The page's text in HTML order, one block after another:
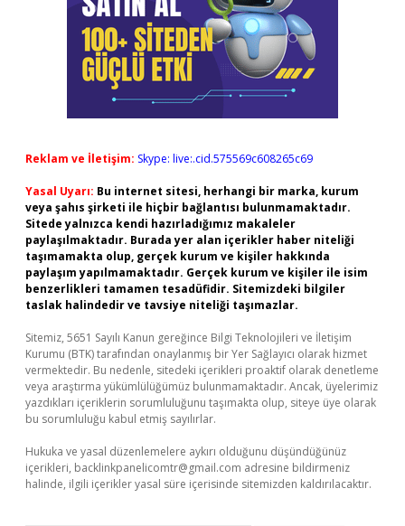
Reklam ve İletişim: Skype: live:.cid.575569c608265c69
Yasal Uyarı: Bu internet sitesi, herhangi bir marka, kurum
veya şahıs şirketi ile hiçbir bağlantısı bulunmamaktadır.
Sitede yalnızca kendi hazırladığımız makaleler
paylaşılmaktadır. Burada yer alan içerikler haber niteliği
taşımamakta olup, gerçek kurum ve kişiler hakkında
paylaşım yapılmamaktadır. Gerçek kurum ve kişiler ile isim
benzerlikleri tamamen tesadüfidir. Sitemizdeki bilgiler
taslak halindedir ve tavsiye niteliği taşımazlar.
Sitemiz, 5651 Sayılı Kanun gereğince Bilgi Teknolojileri ve İletişim
Kurumu (BTK) tarafından onaylanmış bir Yer Sağlayıcı olarak hizmet
vermektedir. Bu nedenle, sitedeki içerikleri proaktif olarak denetleme
veya araştırma yükümlülüğümüz bulunmamaktadır. Ancak, üyelerimiz
yazdıkları içeriklerin sorumluluğunu taşımakta olup, siteye üye olarak
bu sorumluluğu kabul etmiş sayılırlar.
Hukuka ve yasal düzenlemelere aykırı olduğunu düşündüğünüz
içerikleri, backlinkpanelicomtr@gmail.com adresine bildirmeniz
halinde, ilgili içerikler yasal süre içerisinde sitemizden kaldırılacaktır.